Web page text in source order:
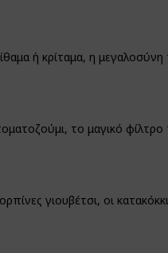
ή κρίταμα, η μεγαλοσύνη
το μαγικό φίλτρο
γιουβέτσι, οι